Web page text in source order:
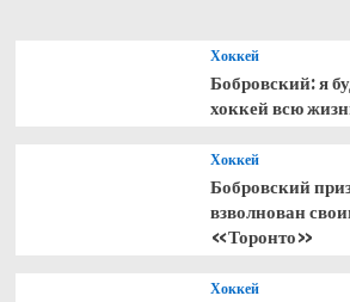
Хоккей
Бобровский: я
хоккей всю
Хоккей
Бобровский
взволнован
«Торонто»
Хоккей